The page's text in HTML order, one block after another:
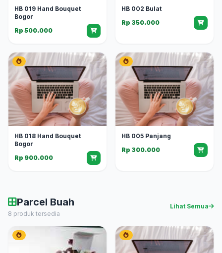
HB 019 Hand Bouquet
Bogor
Rp 500.000
HB 002 Bulat
Rp 350.000
HB 018 Hand Bouquet
Bogor
Rp 900.000
HB 005 Panjang
Rp 300.000
Parcel Buah
8 produk tersedia
Lihat Semua